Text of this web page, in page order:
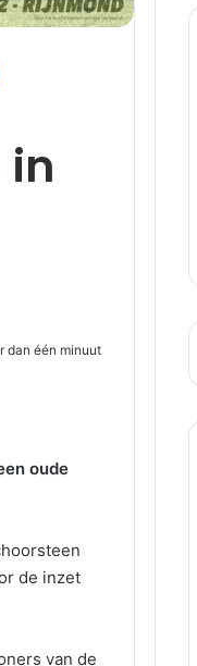
dan één minuut
oude
de inzet
van de